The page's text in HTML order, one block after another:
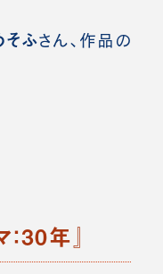
そふさん、作品の
30年 』